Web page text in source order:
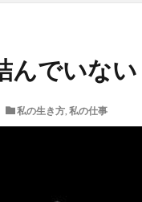
んでいない
私の生き方, 私の仕事